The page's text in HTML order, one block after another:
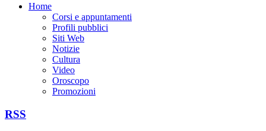
Home
Corsi e appuntamenti
Profili pubblici
Siti Web
Notizie
Cultura
Video
Oroscopo
Promozioni
RSS